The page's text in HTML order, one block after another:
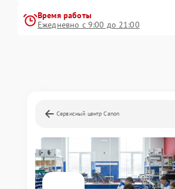
Время работы
Ежедневно с 9:00 до 21:00
Сервисный центр Canon